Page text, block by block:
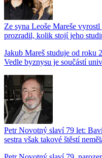
Ze syna Leoše Mareše
prozradil, kolik stojí jeho
Jakub Mareš studuje od roku
Vedle byznysu je součástí
Petr Novotný slaví 79 let:
sestra však takové štěstí